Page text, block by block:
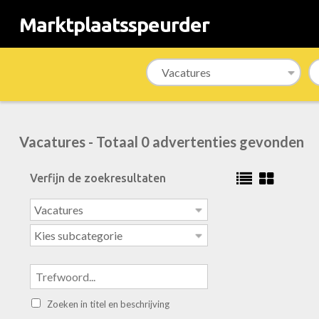
Marktplaatsspeurder
Vacatures - Totaal 0 advertenties gevonden
Verfijn de zoekresultaten
Zoeken in titel en beschrijving